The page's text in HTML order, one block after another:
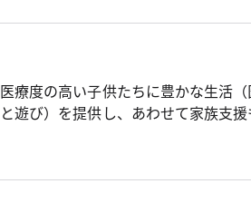
医療度の高い子供たちに豊かな生活
と遊び）を提供し、あわせて家族支